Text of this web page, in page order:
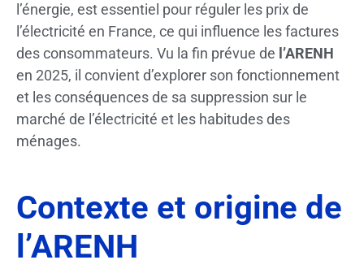
l’énergie, est essentiel pour réguler les prix de
l’électricité en France, ce qui influence les factures
des consommateurs. Vu la fin prévue de l’ARENH
en 2025, il convient d’explorer son fonctionnement
et les conséquences de sa suppression sur le
marché de l’électricité et les habitudes des
ménages.
Contexte et origine de
l’ARENH